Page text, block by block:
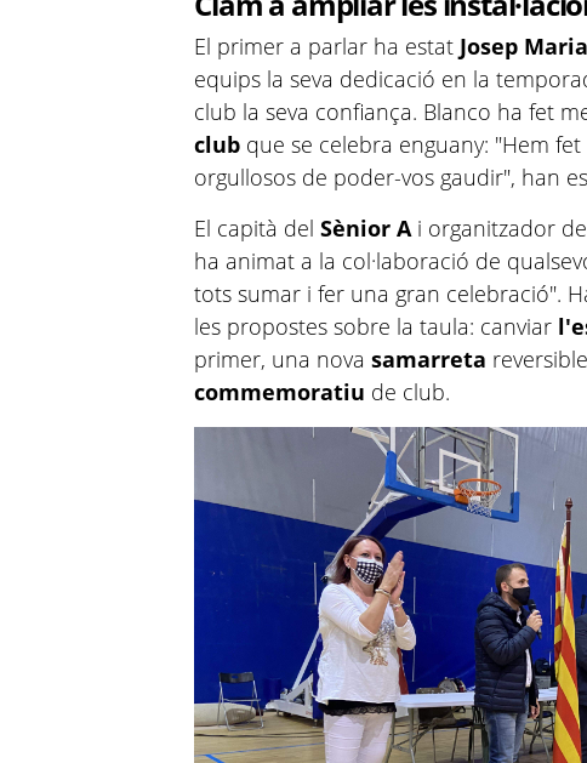
El primer a parlar ha estat Josep
equips la seva dedicació en la
club la seva confiança. Blanco ha fet
club que se celebra enguany: "Hem
orgullosos de poder-vos gaudir", han
El capità delSènior A i organitzador
ha animat a la col·laboració de
tots sumar i fer una gran celebració".
les propostes sobre la taula: canviar
primer, una novasamarreta
commemoratiu de club.